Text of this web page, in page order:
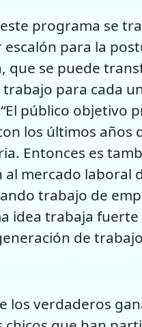
programa se
escalón para la
que se puede
para cada
público objetivo
los últimos años
Entonces es
al mercado laboral
trabajo de
idea trabaja fuerte
de
los verdaderos